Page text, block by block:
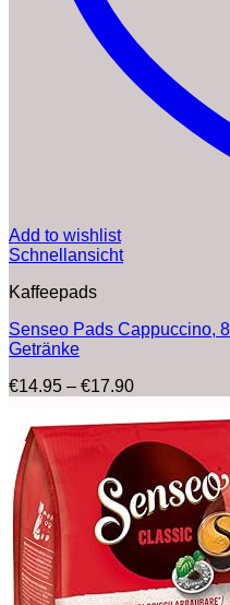
Add to wishlist
Schnellansicht
Kaffeepads
Senseo Pads Cappuccino,
Getränke
€14.95 – €17.90Preisspanne:
bis
€17.90